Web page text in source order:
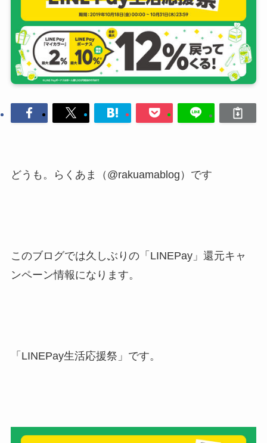
どうも。らくあま（@rakuamablog）です
このブログでは久しぶりの「LINEPay」還元キャ
ンペーン情報になります。
「LINEPay生活応援祭」です。